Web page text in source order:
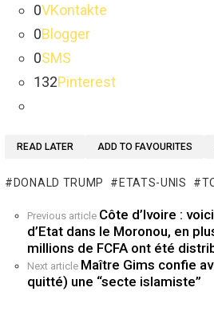
0VKontakte
0Blogger
0SMS
132Pinterest
READ LATER ADD TO FAVOURITES
DONALD TRUMP ETATS-UNIS
See
more
Previous article Côte d’Ivoire :
d’Etat dans le Moronou, en
millions de FCFA ont été
Next article Maître Gims confie
quitté) une “secte islamiste”